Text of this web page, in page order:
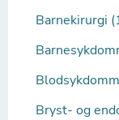
Barnekirurgi
Bryst- og